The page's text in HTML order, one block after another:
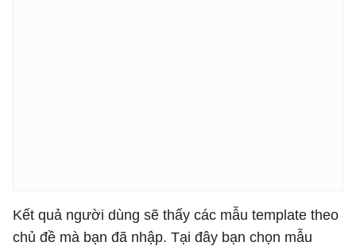
Kết quả người dùng sẽ thấy các mẫu template theo
chủ đề mà bạn đã nhập. Tại đây bạn chọn mẫu